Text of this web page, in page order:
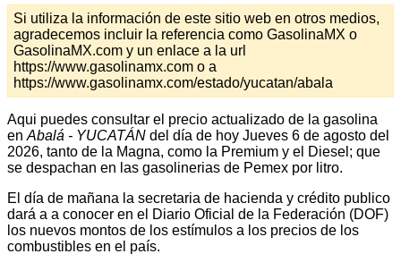
Si utiliza la información de este sitio web en otros medios,
agradecemos incluir la referencia como GasolinaMX o
GasolinaMX.com y un enlace a la url
https://www.gasolinamx.com o a
https://www.gasolinamx.com/estado/yucatan/abala
Aqui puedes consultar el precio actualizado de la gasolina
en Abalá - YUCATÁN del día de hoy Jueves 6 de agosto del
2026, tanto de la Magna, como la Premium y el Diesel; que
se despachan en las gasolinerias de Pemex por litro.
El día de mañana la secretaria de hacienda y crédito publico
dará a a conocer en el Diario Oficial de la Federación (DOF)
los nuevos montos de los estímulos a los precios de los
combustibles en el país.